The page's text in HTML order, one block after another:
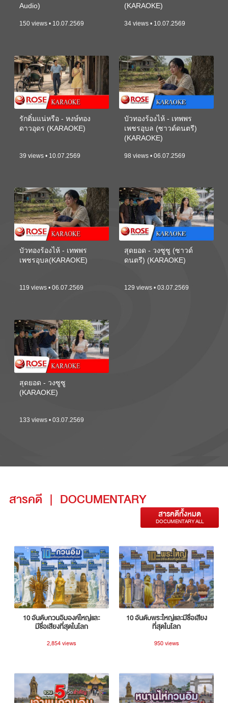
Audio)
150 views • 10.07.2569
(KARAOKE)
34 views • 10.07.2569
รักติ๋มแน่หรือ - หงษ์ทอง
ดาวอุดร (KARAOKE)
39 views • 10.07.2569
บัวทองร้องไห้ - เทพพร
เพชรอุบล (ซาวด์ดนตรี)
(KARAOKE)
98 views • 06.07.2569
บัวทองร้องไห้ - เทพพร
เพชรอุบล(KARAOKE)
119 views • 06.07.2569
สุดยอด - วงซูซู (ซาวด์
ดนตรี) (KARAOKE)
129 views • 03.07.2569
สุดยอด - วงซูซู
(KARAOKE)
133 views • 03.07.2569
สารคดี | DOCUMENTARY
สารคดีทั้งหมด
DOCUMENTARY ALL
10 อันดับกวนอิมองค์ใหญ่และ
มีชื่อเสียงที่สุดในโลก
2,854 views
10 อันดับพระใหญ่และมีชื่อเสียง
ที่สุดในโลก
950 views